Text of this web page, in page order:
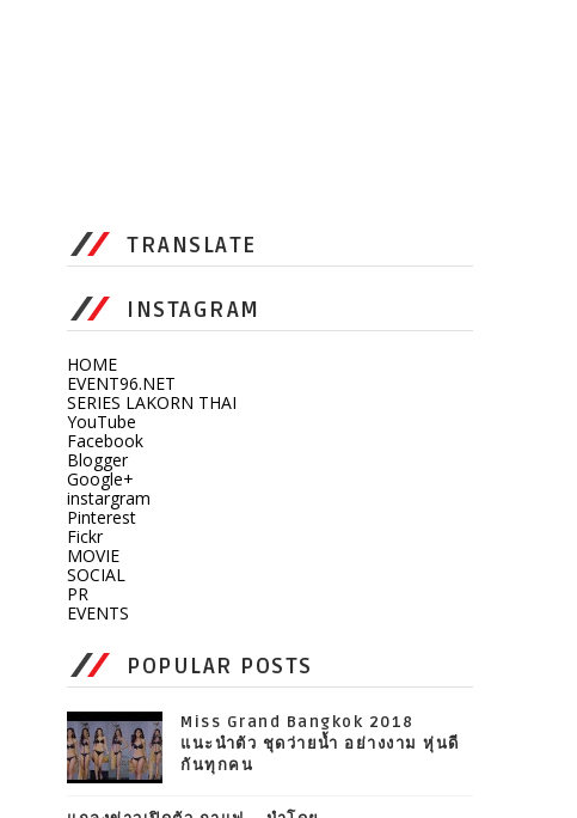
TRANSLATE
INSTAGRAM
HOME
EVENT96.NET
SERIES LAKORN THAI
YouTube
Facebook
Blogger
Google+
instargram
Pinterest
Fickr
MOVIE
SOCIAL
PR
EVENTS
POPULAR POSTS
Miss Grand Bangkok 2018
แนะนำตัว ชุดว่ายน้ำ อย่างงาม หุ่นดี
กันทุกคน